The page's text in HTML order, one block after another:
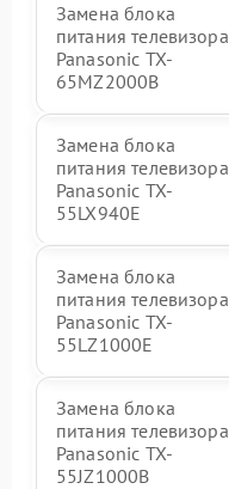
Замена блока
питания телевизора
Panasonic TX-
65MZ2000B
Замена блока
питания телевизора
Panasonic TX-
55LX940E
Замена блока
питания телевизора
Panasonic TX-
55LZ1000E
Замена блока
питания телевизора
Panasonic TX-
55JZ1000B